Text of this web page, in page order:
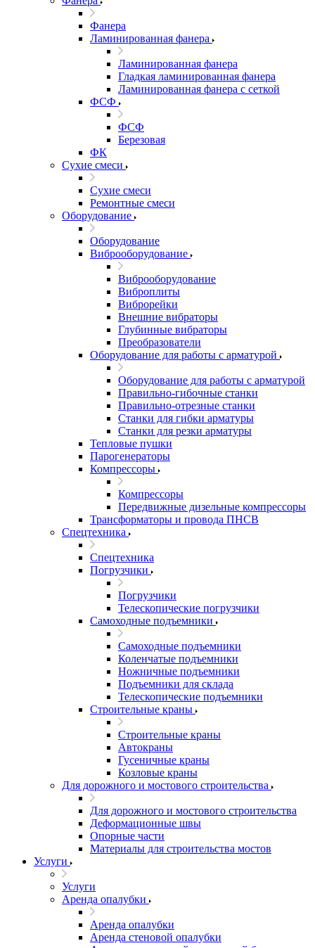
Фанера
Ламинированная фанера
Ламинированная фанера
Гладкая ламинированная фанера
Ламинированная фанера с сеткой
ФСФ
ФСФ
Березовая
ФК
Сухие смеси
Сухие смеси
Ремонтные смеси
Оборудование
Оборудование
Виброоборудование
Виброоборудование
Виброплиты
Виброрейки
Внешние вибраторы
Глубинные вибраторы
Преобразователи
Оборудование для работы с арматурой
Оборудование для работы с арматурой
Правильно-гибочные станки
Правильно-отрезные станки
Станки для гибки арматуры
Станки для резки арматуры
Тепловые пушки
Парогенераторы
Компрессоры
Компрессоры
Передвижные дизельные компрессоры
Трансформаторы и провода ПНСВ
Спецтехника
Спецтехника
Погрузчики
Погрузчики
Телескопические погрузчики
Самоходные подъемники
Самоходные подъемники
Коленчатые подъемники
Ножничные подъемники
Подъемники для склада
Телескопические подъемники
Строительные краны
Строительные краны
Автокраны
Гусеничные краны
Козловые краны
Для дорожного и мостового строительства
Для дорожного и мостового строительства
Деформационные швы
Опорные части
Материалы для строительства мостов
Услуги
Услуги
Аренда опалубки
Аренда опалубки
Аренда стеновой опалубки